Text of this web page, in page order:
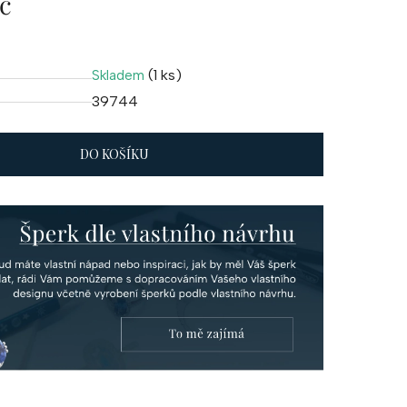
Skladem (1 ks)
39744
DO KOŠÍKU